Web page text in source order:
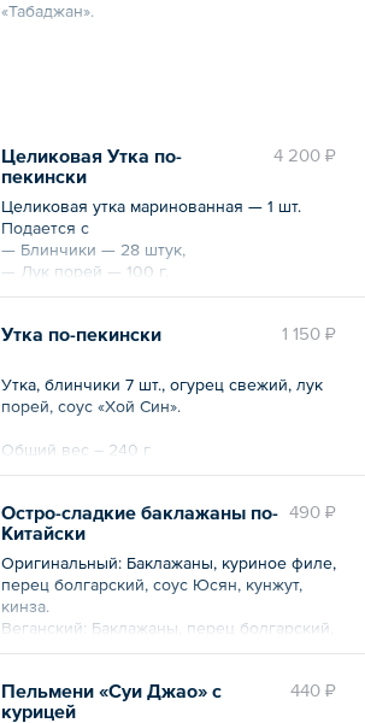
«Табаджан».
4 200 ₽
Целиковая Утка по-
пекински
Целиковая утка маринованная — 1 шт.
Подается с
— Блинчики — 28 штук,
— Лук порей — 100 г,
— Огурец свежий — 100 г,
1 150 ₽
Утка по-пекински
Утка, блинчики 7 шт., огурец свежий, лук
порей, соус «Хой Син».
Общий вес – 240 г
490 ₽
Остро-сладкие баклажаны по-
Китайски
Оригинальный: Баклажаны, куриное филе,
перец болгарский, соус Юсян, кунжут,
кинза.
Веганский: Баклажаны, перец болгарский,
соус Юсян, кунжут, кинза.
Общий вес – 200 г 440 ₽
Пельмени «Суи Джао» с
курицей